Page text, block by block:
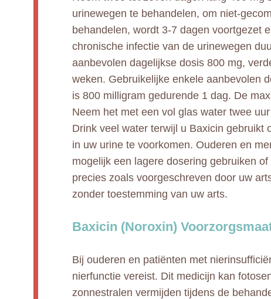
urinewegen te behandelen, om niet-
behandelen, wordt 3-7 dagen voortgezet
chronische infectie van de urinewegen
aanbevolen dagelijkse dosis 800 mg,
weken. Gebruikelijke enkele aanbevolen
is 800 milligram gedurende 1 dag. De
Neem het met een vol glas water twee
Drink veel water terwijl u Baxicin gebruikt
in uw urine te voorkomen. Ouderen en
mogelijk een lagere dosering gebruiken
precies zoals voorgeschreven door uw
zonder toestemming van uw arts.
Baxicin (Noroxin)
Bij ouderen en patiënten met
nierfunctie vereist. Dit medicijn kan
zonnestralen vermijden tijdens de